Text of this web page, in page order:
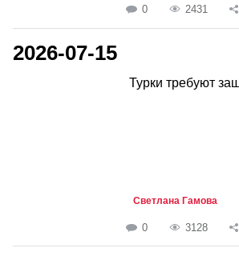
0 2431
2026-07-15
Турки требуют
Светлана Гамова
0 3128